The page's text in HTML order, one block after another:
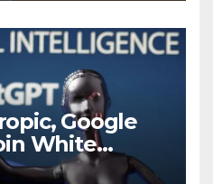
Google
White
meeting